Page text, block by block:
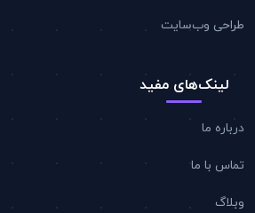
طراحی وب‌سایت
لینک‌های مفید
درباره ما
تماس با ما
وبلاگ